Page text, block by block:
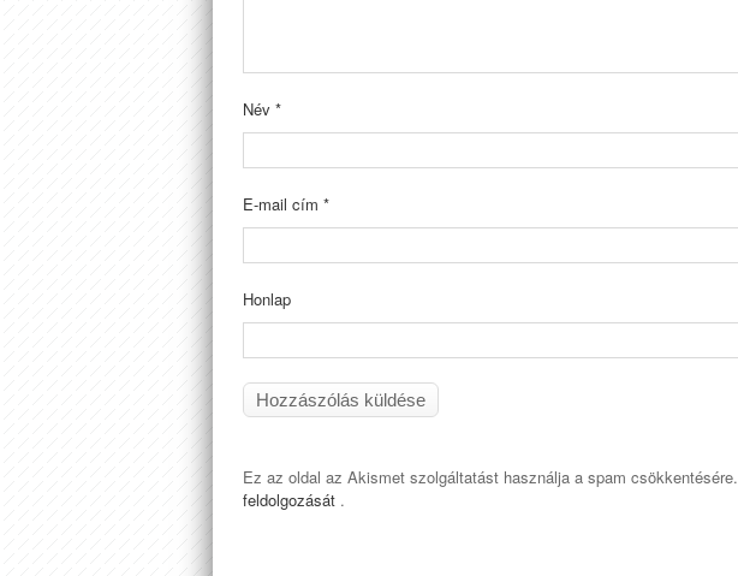
Név *
E-mail cím *
Honlap
Ez az oldal az Akismet szolgáltatást használja a spam csökkentésére.
feldolgozását .